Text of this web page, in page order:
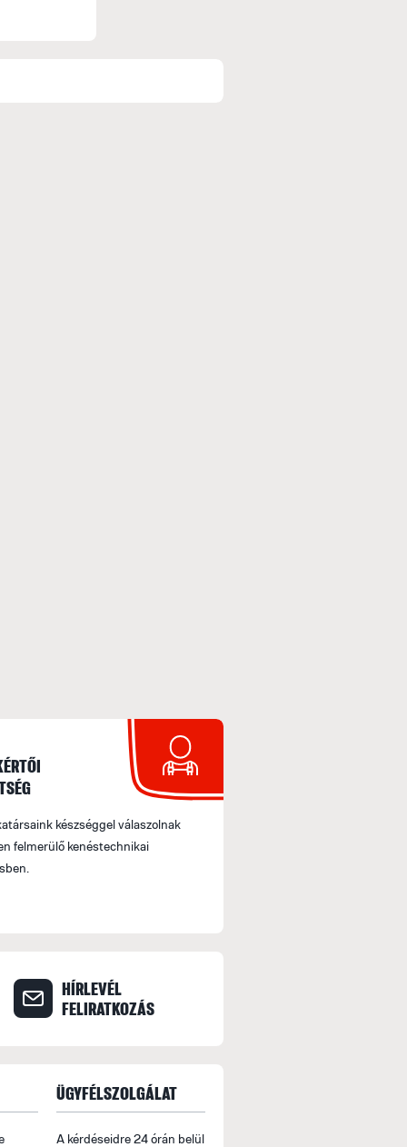
készséggel válaszolnak
felmerülő kenéstechnikai
HÍRLEVÉL
FELIRATKOZÁS
ÜGYFÉLSZOLGÁLAT
A kérdéseidre 24 órán belül